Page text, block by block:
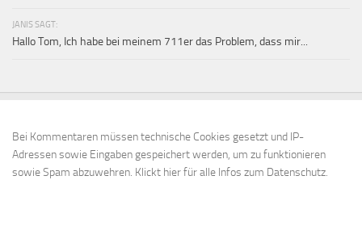
JANIS SAGT:
Hallo Tom, Ich habe bei meinem 711er das Problem, dass mir...
Bei Kommentaren müssen technische Cookies gesetzt und IP-
Adressen sowie Eingaben gespeichert werden, um zu funktionieren
sowie Spam abzuwehren. Klickt hier für alle Infos zum Datenschutz.